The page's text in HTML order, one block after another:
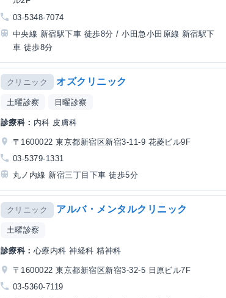
03-5348-7074
中央線 新宿駅下車 徒歩8分 / 小田急小田原線 新宿駅下
車 徒歩8分
クリニック オズクリニック
土曜診察 日曜診察
診療科： 内科 皮膚科
〒1600022 東京都新宿区新宿3-11-9 花菱ビル9F
03-5379-1331
丸ノ内線 新宿三丁目下車 徒歩5分
クリニック アルバ・メンタルクリニック
土曜診察
診療科： 心療内科 神経科 精神科
〒1600022 東京都新宿区新宿3-32-5 日原ビル7F
03-5360-7119